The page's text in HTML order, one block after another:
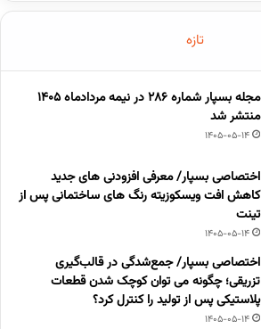
تازه
مجله بسپار شماره 286 در نیمه مردادماه 1405
منتشر شد
1405-05-14
اختصاصی بسپار/ معرفی افزودنی های جدید
کاهش افت ویسکوزیته رنگ های ساختمانی پس از
تینت
1405-05-14
اختصاصی بسپار/ جمع‌شدگی در قالب‌گیری
تزریقی؛ چگونه می توان کوچک شدن قطعات
پلاستیکی پس از تولید را کنترل کرد؟
1405-05-14